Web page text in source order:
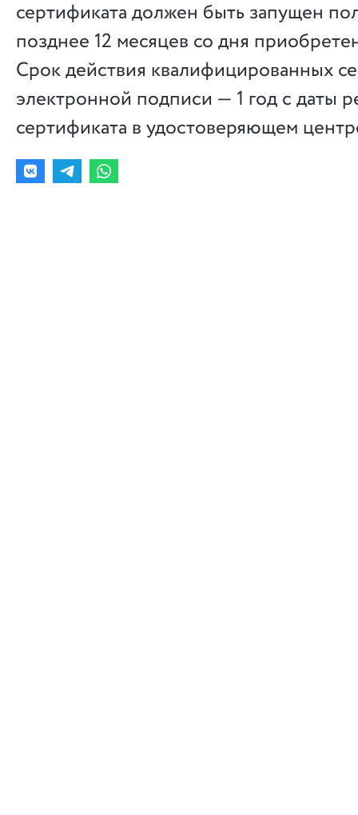
сертификата должен быть запущен
позднее 12 месяцев со дня
Срок действия квалифицированных
электронной подписи — 1 год с даты
сертификата в удостоверяющем